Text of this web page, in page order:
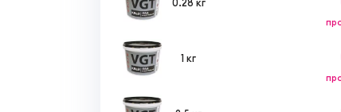
0.28 кг
1 кг